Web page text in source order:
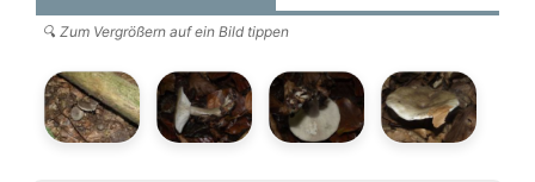
🔍 Zum Vergrößern auf ein Bild tippen